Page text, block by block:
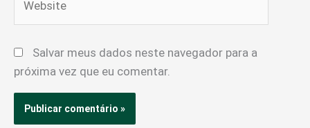
Salvar meus dados neste navegador para a
próxima vez que eu comentar.